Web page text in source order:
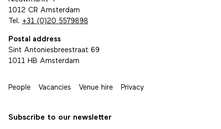
1012 CR Amsterdam
Tel. +31 (0)20 5579898
Postal address
Sint Antoniesbreestraat 69
1011 HB Amsterdam
People Vacancies Venue hire Privacy
Subscribe to our newsletter